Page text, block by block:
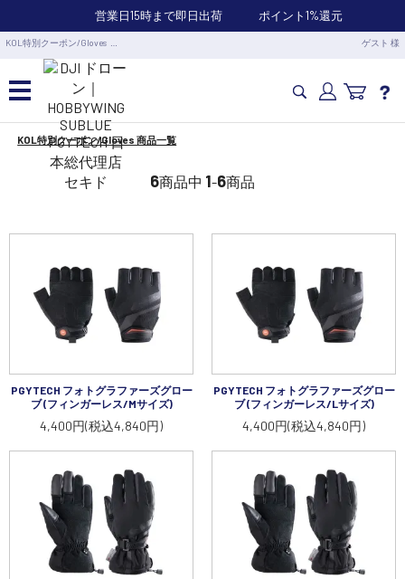
営業日15時まで即日出荷 ポイント1%還元
KOL特別クーポン/Gloves … ゲスト 様
カメラドローン・生活家電
水中ドローン(ROV)・水中スクーター
講習会･国家資格･WEBセミナー
サポート・Q&A / 法人・学生のお客様
KOL特別クーポン/Gloves 商品一覧
6商品中 1-6商品
PGYTECH フォトグラファーズグロー
ブ (フィンガーレス/Mサイズ)
4,400円(税込4,840円)
PGYTECH フォトグラファーズグロー
ブ (フィンガーレス/Lサイズ)
4,400円(税込4,840円)